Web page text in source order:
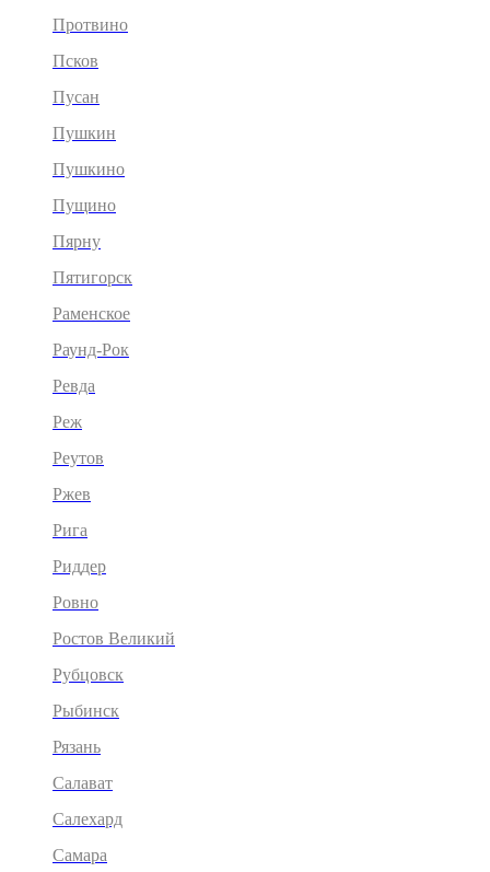
Протвино
Псков
Пусан
Пушкин
Пушкино
Пущино
Пярну
Пятигорск
Раменское
Раунд-Рок
Ревда
Реж
Реутов
Ржев
Рига
Риддер
Ровно
Ростов Великий
Рубцовск
Рыбинск
Рязань
Салават
Салехард
Самара